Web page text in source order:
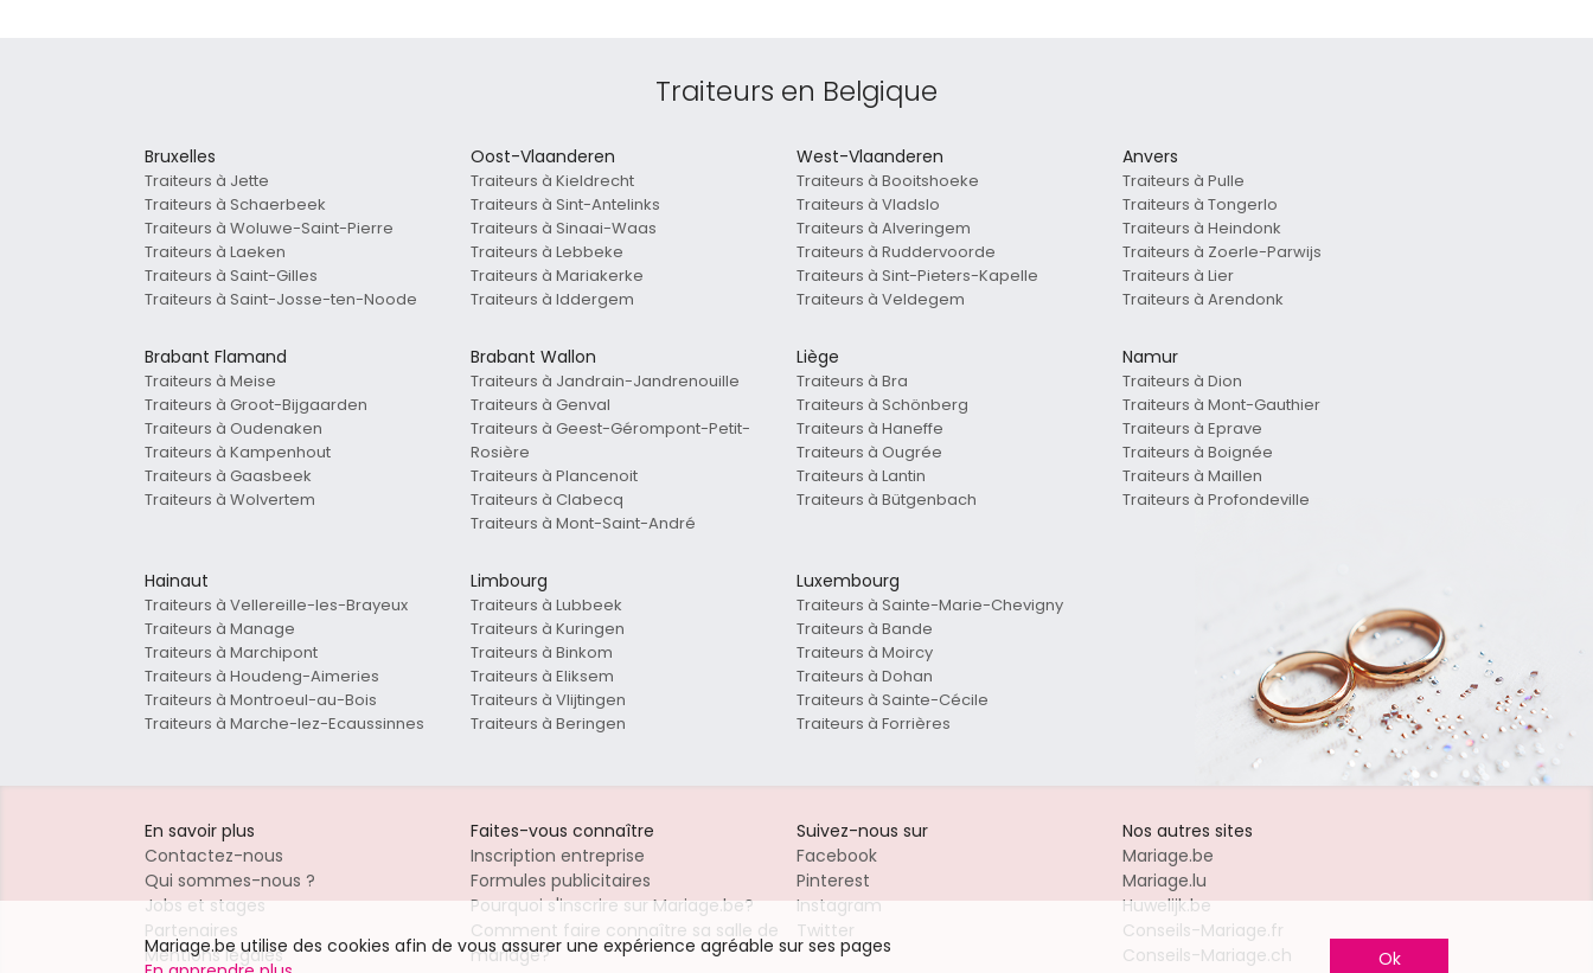
Traiteurs en Belgique
Bruxelles
Traiteurs à Jette
Traiteurs à Schaerbeek
Traiteurs à Woluwe-Saint-Pierre
Traiteurs à Laeken
Traiteurs à Saint-Gilles
Traiteurs à Saint-Josse-ten-Noode
Oost-Vlaanderen
Traiteurs à Kieldrecht
Traiteurs à Sint-Antelinks
Traiteurs à Sinaai-Waas
Traiteurs à Lebbeke
Traiteurs à Mariakerke
Traiteurs à Iddergem
West-Vlaanderen
Traiteurs à Booitshoeke
Traiteurs à Vladslo
Traiteurs à Alveringem
Traiteurs à Ruddervoorde
Traiteurs à Sint-Pieters-Kapelle
Traiteurs à Veldegem
Anvers
Traiteurs à Pulle
Traiteurs à Tongerlo
Traiteurs à Heindonk
Traiteurs à Zoerle-Parwijs
Traiteurs à Lier
Traiteurs à Arendonk
Brabant Flamand
Traiteurs à Meise
Traiteurs à Groot-Bijgaarden
Traiteurs à Oudenaken
Traiteurs à Kampenhout
Traiteurs à Gaasbeek
Traiteurs à Wolvertem
Brabant Wallon
Traiteurs à Jandrain-Jandrenouille
Traiteurs à Genval
Traiteurs à Geest-Gérompont-Petit-
Rosière
Traiteurs à Plancenoit
Traiteurs à Clabecq
Traiteurs à Mont-Saint-André
Liège
Traiteurs à Bra
Traiteurs à Schönberg
Traiteurs à Haneffe
Traiteurs à Ougrée
Traiteurs à Lantin
Traiteurs à Bütgenbach
Namur
Traiteurs à Dion
Traiteurs à Mont-Gauthier
Traiteurs à Eprave
Traiteurs à Boignée
Traiteurs à Maillen
Traiteurs à Profondeville
Hainaut
Traiteurs à Vellereille-les-Brayeux
Traiteurs à Manage
Traiteurs à Marchipont
Traiteurs à Houdeng-Aimeries
Traiteurs à Montroeul-au-Bois
Traiteurs à Marche-lez-Ecaussinnes
Limbourg
Traiteurs à Lubbeek
Traiteurs à Kuringen
Traiteurs à Binkom
Traiteurs à Eliksem
Traiteurs à Vlijtingen
Traiteurs à Beringen
Luxembourg
Traiteurs à Sainte-Marie-Chevigny
Traiteurs à Bande
Traiteurs à Moircy
Traiteurs à Dohan
Traiteurs à Sainte-Cécile
Traiteurs à Forrières
En savoir plus
Contactez-nous
Qui sommes-nous ?
Jobs et stages
Partenaires
Mentions légales
Faites-vous connaître
Inscription entreprise
Formules publicitaires
Pourquoi s'inscrire sur Mariage.be?
Comment faire connaître sa salle de
mariage?
Suivez-nous sur
Facebook
Pinterest
Instagram
Twitter
Nos autres sites
Mariage.be
Mariage.lu
Huwelijk.be
Conseils-Mariage.fr
Conseils-Mariage.ch
Mariage.be utilise des cookies afin de vous assurer une expérience agréable sur ses pages
Ok